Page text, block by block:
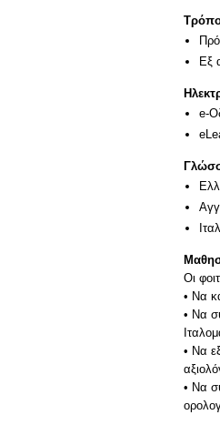
Eξ
e-
Οι
• Να
• Να
• Να
• Να